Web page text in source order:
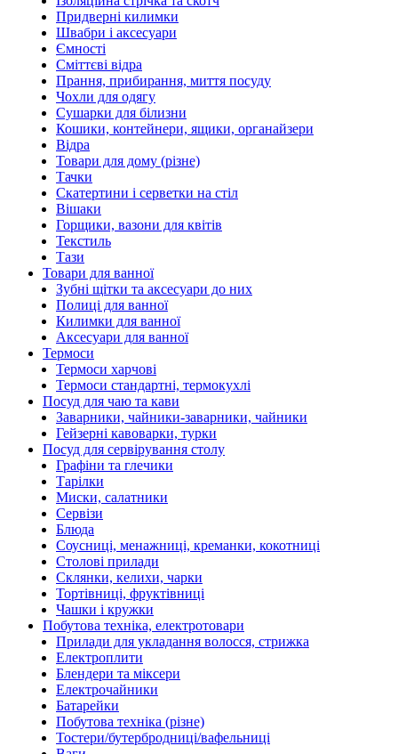
Придверні килимки
Швабри і аксесуари
Ємності
Сміттєві відра
Прання, прибирання, миття посуду
Чохли для одягу
Сушарки для білизни
Кошики, контейнери, ящики, органайзери
Відра
Товари для дому (різне)
Тачки
Скатертини і серветки на стіл
Вішаки
Горщики, вазони для квітів
Текстиль
Тази
Товари для ванної
Зубні щітки та аксесуари до них
Полиці для ванної
Килимки для ванної
Аксесуари для ванної
Термоси
Термоси харчові
Термоси стандартні, термокухлі
Посуд для чаю та кави
Заварники, чайники-заварники, чайники
Гейзерні кавоварки, турки
Посуд для сервірування столу
Графіни та глечики
Тарілки
Миски, салатники
Сервізи
Блюда
Соусниці, менажниці, креманки, кокотниці
Столові прилади
Склянки, келихи, чарки
Тортівниці, фруктівниці
Чашки і кружки
Побутова техніка, електротовари
Прилади для укладання волосся, стрижка
Електроплити
Блендери та міксери
Електрочайники
Батарейки
Побутова техніка (різне)
Тостери/бутербродниці/вафельниці